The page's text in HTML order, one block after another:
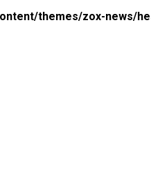
themes/zox-news/